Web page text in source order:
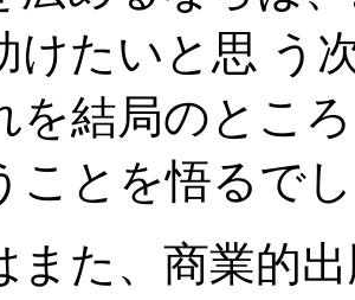
けたいと思 う
を結局のとこ
ことを悟るで
また、商業的